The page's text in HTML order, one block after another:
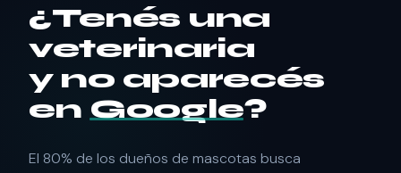
¿Tenés una
veterinaria
y no aparecés
en Google?
El 80% de los dueños de mascotas busca